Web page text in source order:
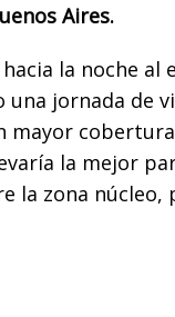
Aires.
la noche al
una jornada de
mayor
la mejor
la zona